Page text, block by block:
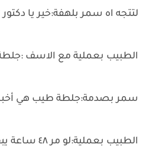
لتتجه اه سمر بلهفة:خير يا دكتور
الطبيب بعملية مع الاسف
سمر بصدمة:جلطة طيب هي
الطبيب بعملية:لو مر ٤٨ ساعة يبقي الوضع كده مستقر.